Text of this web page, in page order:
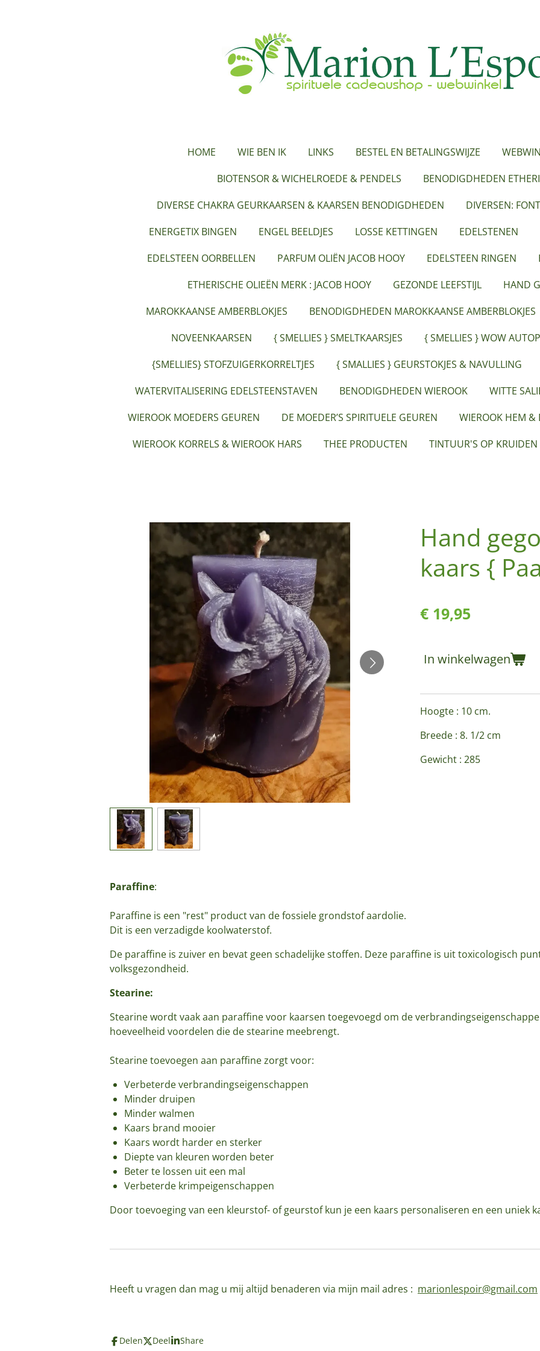
HOME WIE BEN IK LINKS BESTEL EN BETALINGSWIJZE
BIOTENSOR & WICHELROEDE & PENDELS
BENODIGDHEDEN
DIVERSE CHAKRA GEURKAARSEN & KAARSEN BENODIGDHEDEN
DIVERSEN:
ENERGETIX BINGEN
ENGEL BEELDJES LOSSE KETTINGEN
EDELSTENEN
EDELSTEEN OORBELLEN
PARFUM OLIËN JACOB HOOY EDELSTEEN RINGEN
ETHERISCHE OLIEËN MERK : JACOB HOOY
GEZONDE LEEFSTIJL
HAND
MAROKKAANSE AMBERBLOKJES
BENODIGDHEDEN MAROKKAANSE AMBERBLOKJES
NOVEENKAARSEN
{ SMELLIES } SMELTKAARSJES
{ SMELLIES } WOW
{SMELLIES} STOFZUIGERKORRELTJES
{ SMALLIES } GEURSTOKJES & NAVULLING
WATERVITALISERING EDELSTEENSTAVEN
BENODIGDHEDEN WIEROOK
WITTE
WIEROOK MOEDERS GEUREN
DE MOEDER’S SPIRITUELE GEUREN
WIEROOK HEM &
WIEROOK KORRELS & WIEROOK HARS
THEE PRODUCTEN TINTUUR'S OP
Hand
kaars {
€ 19,95
In winkelwagen
Hoogte : 10 cm.
Breede : 8. 1/2 cm
Gewicht : 285
Paraffine:
Paraffine is een "rest" product van de fossiele grondstof aardolie.
Dit is een verzadigde koolwaterstof.
De paraffine is zuiver en bevat geen schadelijke stoffen. Deze paraffine is uit toxicologisch
volksgezondheid.
Stearine:
Stearine wordt vaak aan paraffine voor kaarsen toegevoegd om de
hoeveelheid voordelen die de stearine meebrengt.
Stearine toevoegen aan paraffine zorgt voor:
Verbeterde verbrandingseigenschappen
Minder druipen
Minder walmen
Kaars brand mooier
Kaars wordt harder en sterker
Diepte van kleuren worden beter
Beter te lossen uit een mal
Verbeterde krimpeigenschappen
Door toevoeging van een kleurstof- of geurstof kun je een kaars personaliseren en een uniek
Heeft u vragen dan mag u mij altijd benaderen via mijn mail adres : marionlespoir@gmail.com
Delen Deel Share